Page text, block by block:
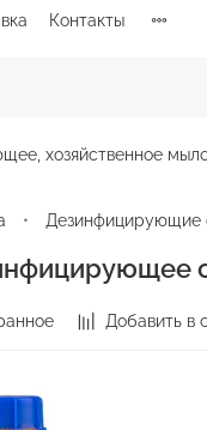
Контакты
хозяйственное
Дезинфицирующие
Добавить в